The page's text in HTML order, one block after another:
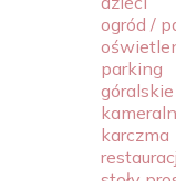
ogród /
parking
góralskie
karczma